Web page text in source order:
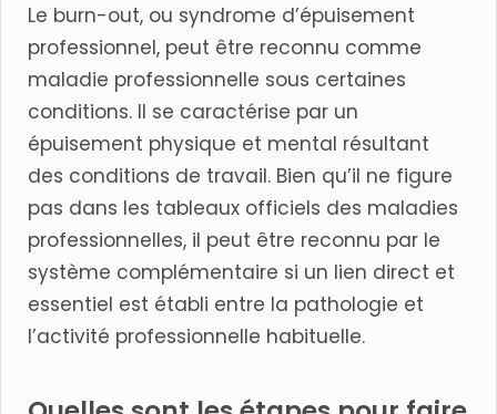
Le burn-out, ou syndrome d’épuisement
professionnel, peut être reconnu comme
maladie professionnelle sous certaines
conditions. Il se caractérise par un
épuisement physique et mental résultant
des conditions de travail. Bien qu’il ne figure
pas dans les tableaux officiels des maladies
professionnelles, il peut être reconnu par le
système complémentaire si un lien direct et
essentiel est établi entre la pathologie et
l’activité professionnelle habituelle.